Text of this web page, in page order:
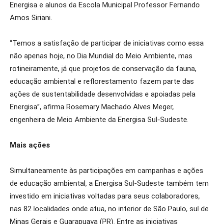
Energisa e alunos da Escola Municipal Professor Fernando
Amos Siriani.
“Temos a satisfação de participar de iniciativas como essa
não apenas hoje, no Dia Mundial do Meio Ambiente, mas
rotineiramente, já que projetos de conservação da fauna,
educação ambiental e reflorestamento fazem parte das
ações de sustentabilidade desenvolvidas e apoiadas pela
Energisa”, afirma Rosemary Machado Alves Meger,
engenheira de Meio Ambiente da Energisa Sul-Sudeste.
Mais ações
Simultaneamente às participações em campanhas e ações
de educação ambiental, a Energisa Sul-Sudeste também tem
investido em iniciativas voltadas para seus colaboradores,
nas 82 localidades onde atua, no interior de São Paulo, sul de
Minas Gerais e Guarapuava (PR). Entre as iniciativas